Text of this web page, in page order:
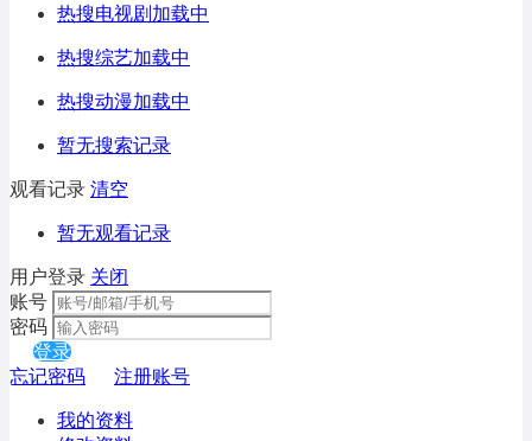
热搜电视剧加载中
热搜综艺加载中
热搜动漫加载中
暂无搜索记录
观看记录 清空
暂无观看记录
用户登录 关闭
账号
密码
登录
忘记密码
注册账号
我的资料